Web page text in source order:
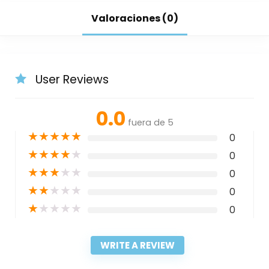
Valoraciones (0)
User Reviews
0.0 fuera de 5
★★★★★ 0
★★★★★ 0
★★★★★ 0
★★★★★ 0
★★★★★ 0
WRITE A REVIEW